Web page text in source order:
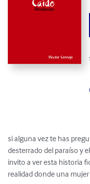
si alguna vez te has
desterrado del paraíso y
invito a ver esta historia
realidad donde una